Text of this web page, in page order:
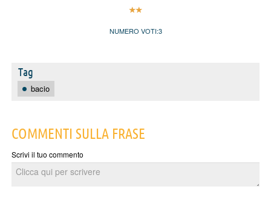
NUMERO VOTI:3
Tag
bacio
COMMENTI SULLA FRASE
Scrivi il tuo commento